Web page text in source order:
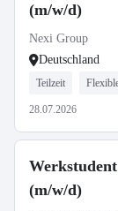
(m/w/d)
Nexi Group
Deutschland
Teilzeit
28.07.2026
(m/w/d)